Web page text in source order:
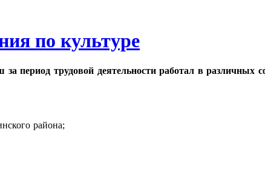
по культуре
период трудовой деятельности работал в различных
района;